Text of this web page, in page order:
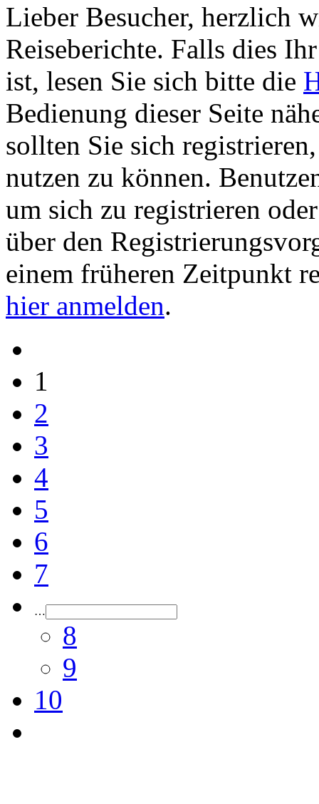
Lieber Besucher, herzlich
Reiseberichte. Falls dies
ist, lesen Sie sich bitte die
Bedienung dieser Seite
sollten Sie sich
nutzen zu können.
um sich zu registrieren
über den
einem früheren Zeitpunkt
hier anmelden.
1
2
3
4
5
6
7
…
8
9
10